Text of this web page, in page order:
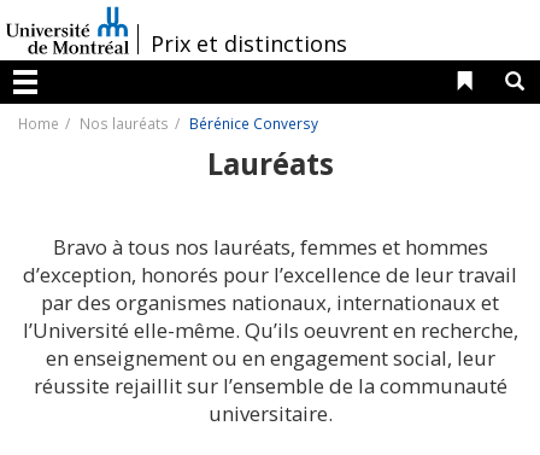
au
contenu
/Prix et distinctions
Menu
Liens
Home Nos lauréats Bérénice Conversy
Lauréats
Bravo à tous nos lauréats, femmes et hommes
d’exception, honorés pour l’excellence de leur travail
par des organismes nationaux, internationaux et
l’Université elle-même. Qu’ils oeuvrent en recherche,
en enseignement ou en engagement social, leur
réussite rejaillit sur l’ensemble de la communauté
universitaire.